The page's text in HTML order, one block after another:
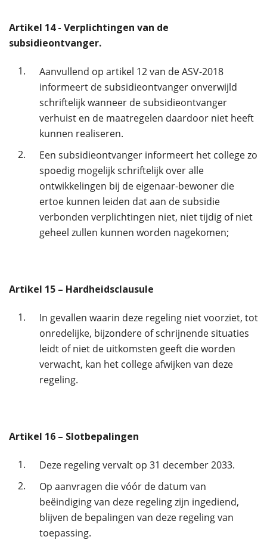
Artikel 14- Verplichtingen van de
subsidieontvanger.
1.
Aanvullend op artikel 12 van de ASV-2018
informeert de subsidieontvanger onverwijld
schriftelijk wanneer de subsidieontvanger
verhuist en de maatregelen daardoor niet heeft
kunnen realiseren.
2.
Een subsidieontvanger informeert het college zo
spoedig mogelijk schriftelijk over alle
ontwikkelingen bij de eigenaar-bewoner die
ertoe kunnen leiden dat aan de subsidie
verbonden verplichtingen niet, niet tijdig of niet
geheel zullen kunnen worden nagekomen;
Artikel 15 – Hardheidsclausule
1.
In gevallen waarin deze regeling niet voorziet, tot
onredelijke, bijzondere of schrijnende situaties
leidt of niet de uitkomsten geeft die worden
verwacht, kan het college afwijken van deze
regeling.
Artikel 16 – Slotbepalingen
1.
Deze regeling vervalt op 31 december 2033.
2.
Op aanvragen die vóór de datum van
beëindiging van deze regeling zijn ingediend,
blijven de bepalingen van deze regeling van
toepassing.